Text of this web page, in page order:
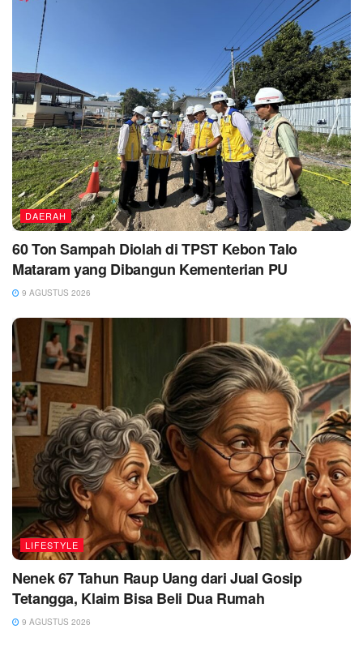
DAERAH
60 Ton Sampah Diolah di TPST Kebon Talo
Mataram yang Dibangun Kementerian PU
9 AGUSTUS 2026
LIFESTYLE
Nenek 67 Tahun Raup Uang dari Jual Gosip
Tetangga, Klaim Bisa Beli Dua Rumah
9 AGUSTUS 2026